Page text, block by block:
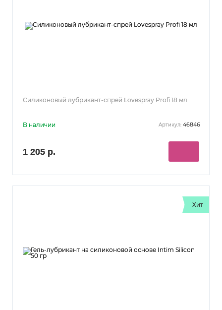
Силиконовый лубрикант-спрей Lovespray Profi 18 мл
В наличии Артикул: 46846
1 205 р.
Хит